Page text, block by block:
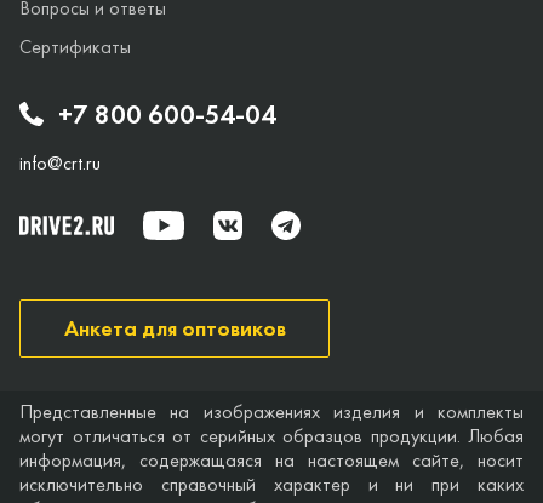
+7 800 600-54-04
info@crt.ru
Вопросы и ответы
Сертификаты
Анкета для оптовиков
Представленные на изображениях изделия и комплекты
могут отличаться от серийных образцов продукции. Любая
информация, содержащаяся на настоящем сайте, носит
исключительно справочный характер и ни при каких